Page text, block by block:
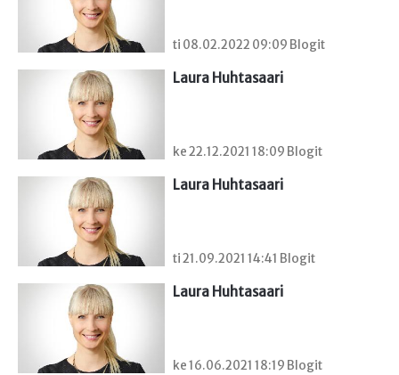
ti 08.02.2022 09:09 Blogit
Laura Huhtasaari
ke 22.12.2021 18:09 Blogit
Laura Huhtasaari
ti 21.09.2021 14:41 Blogit
Laura Huhtasaari
ke 16.06.2021 18:19 Blogit